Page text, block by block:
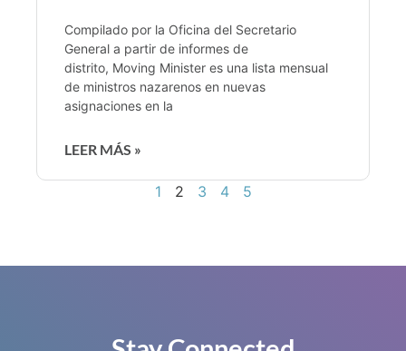
Compilado por la Oficina del Secretario
General a partir de informes de
distrito, Moving Minister es una lista mensual
de ministros nazarenos en nuevas
asignaciones en la
LEER MÁS »
1 2 3 4 5